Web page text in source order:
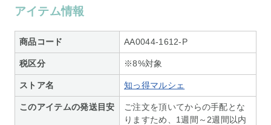
アイテム情報
商品コード AA0044-1612-P
税区分 ※8%対象
ストア名 知っ得マルシェ
このアイテムの発送目安
ご注文を頂いてからの手配とな
りますため、1週間～2週間以内